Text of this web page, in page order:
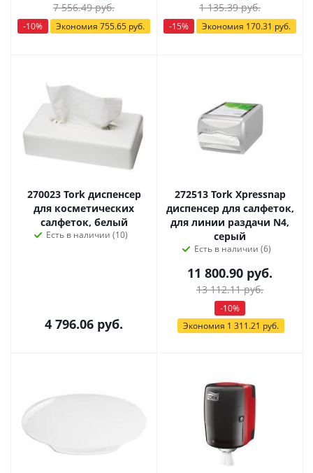
7 556.49руб.
-10% Экономия 755.65 руб.
1 135.39руб.
-15% Экономия 170.31 руб.
270023 Tork диспенсер
для косметических
салфеток, белый
Есть в наличии (10)
4 796.06 руб.
272513 Tork Xpressnap
диспенсер для салфеток,
для линии раздачи N4,
серый
Есть в наличии (6)
11 800.90 руб.
13 112.11руб.
-10%
Экономия 1 311.21 руб.